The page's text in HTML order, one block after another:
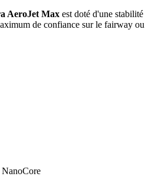
AeroJet Max est doté d'une stabilité
de confiance sur le fairway ou